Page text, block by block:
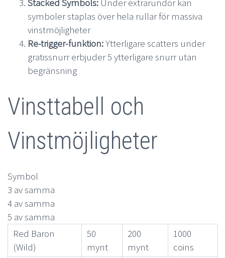
Stacked Symbols: Under extrarundor kan
symboler staplas över hela rullar för massiva
vinstmöjligheter
Re-trigger-funktion:Ytterligare scatters under
gratissnurr erbjuder 5 ytterligare snurr utan
begränsning
Vinsttabell och
Vinstmöjligheter
Symbol
3 av samma
4 av samma
5 av samma
Red Baron
(Wild)
50
mynt
200
mynt
1000
coins